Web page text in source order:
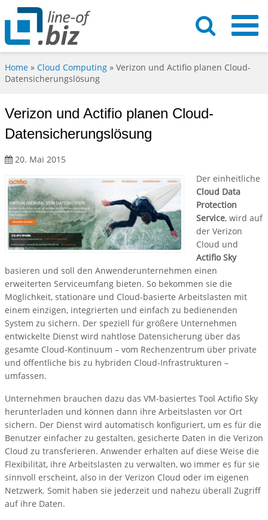
Home » Cloud Computing » Verizon und Actifio planen Cloud-
Datensicherungslösung
Verizon und Actifio planen Cloud-
Datensicherungslösung
20. Mai 2015
Der einheitliche
Cloud Data
Protection
Service, wird auf
der Verizon
Cloud und
Actifio Sky
basieren und soll den Anwenderunternehmen einen
erweiterten Serviceumfang bieten. So bekommen sie die
Möglichkeit, stationäre und Cloud-basierte Arbeitslasten mit
einem einzigen, integrierten und einfach zu bedienenden
System zu sichern. Der speziell für größere Unternehmen
entwickelte Dienst wird nahtlose Datensicherung über das
gesamte Cloud-Kontinuum – vom Rechenzentrum über private
und öffentliche bis zu hybriden Cloud-Infrastrukturen –
umfassen.
Unternehmen brauchen dazu das VM-basiertes Tool Actifio Sky
herunterladen und können dann ihre Arbeitslasten vor Ort
sichern. Der Dienst wird automatisch konfiguriert, um es für die
Benutzer einfacher zu gestalten, gesicherte Daten in die Verizon
Cloud zu transferieren. Anwender erhalten auf diese Weise die
Flexibilität, ihre Arbeitslasten zu verwalten, wo immer es für sie
sinnvoll erscheint, also in der Verizon Cloud oder im eigenen
Netzwerk. Somit haben sie jederzeit und nahezu überall Zugriff
auf ihre Daten.